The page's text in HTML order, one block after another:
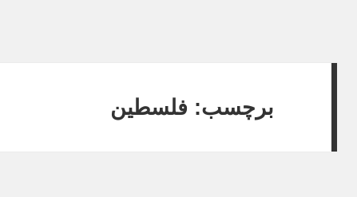
برچسب: فلسطین